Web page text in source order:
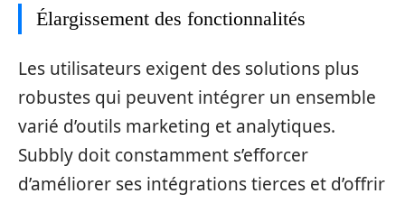
Élargissement des fonctionnalités
Les utilisateurs exigent des solutions plus
robustes qui peuvent intégrer un ensemble
varié d’outils marketing et analytiques.
Subbly doit constamment s’efforcer
d’améliorer ses intégrations tierces et d’offrir